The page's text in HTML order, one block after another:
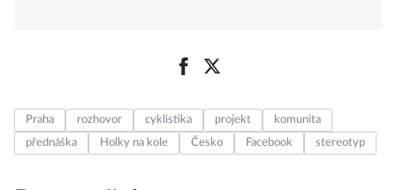
Praha rozhovor cyklistika projekt
komunita
přednáška
Holky na kole Česko Facebook stereotyp